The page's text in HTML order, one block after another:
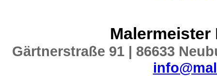
Malermeister
Gärtnerstraße 91 | 86633